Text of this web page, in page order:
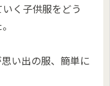
く子供服をどう
い出の服、簡単に